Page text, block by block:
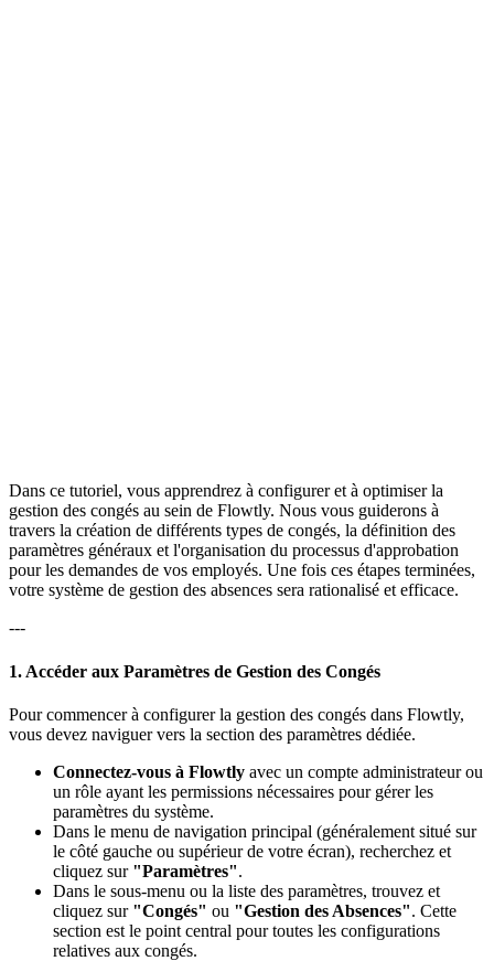
Dans ce tutoriel, vous apprendrez à configurer et à optimiser la
gestion des congés au sein de Flowtly. Nous vous guiderons à
travers la création de différents types de congés, la définition des
paramètres généraux et l'organisation du processus d'approbation
pour les demandes de vos employés. Une fois ces étapes terminées,
votre système de gestion des absences sera rationalisé et efficace.
---
1. Accéder aux Paramètres de Gestion des Congés
Pour commencer à configurer la gestion des congés dans Flowtly,
vous devez naviguer vers la section des paramètres dédiée.
Connectez-vous à Flowtly avec un compte administrateur ou
un rôle ayant les permissions nécessaires pour gérer les
paramètres du système.
Dans le menu de navigation principal (généralement situé sur
le côté gauche ou supérieur de votre écran), recherchez et
cliquez sur "Paramètres".
Dans le sous-menu ou la liste des paramètres, trouvez et
cliquez sur "Congés" ou "Gestion des Absences". Cette
section est le point central pour toutes les configurations
relatives aux congés.